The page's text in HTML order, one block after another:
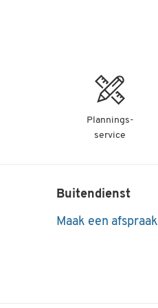
aan de achterkant
Plannings-
service
Buitendienst
Maak een afspraak